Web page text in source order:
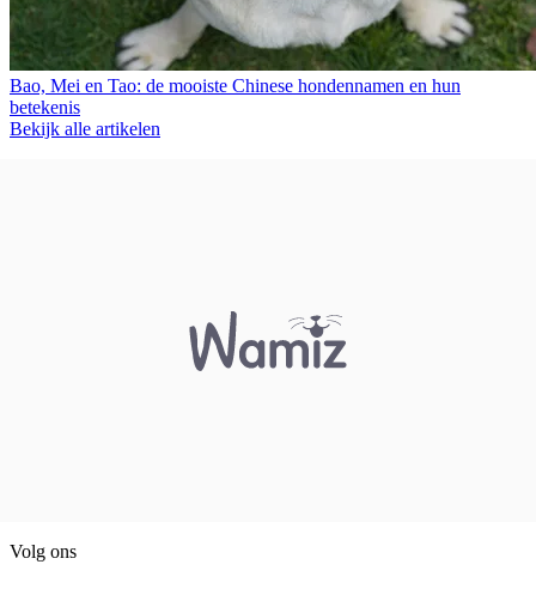
Bao, Mei en Tao: de mooiste Chinese hondennamen en hun
betekenis
Bekijk alle artikelen
Volg ons